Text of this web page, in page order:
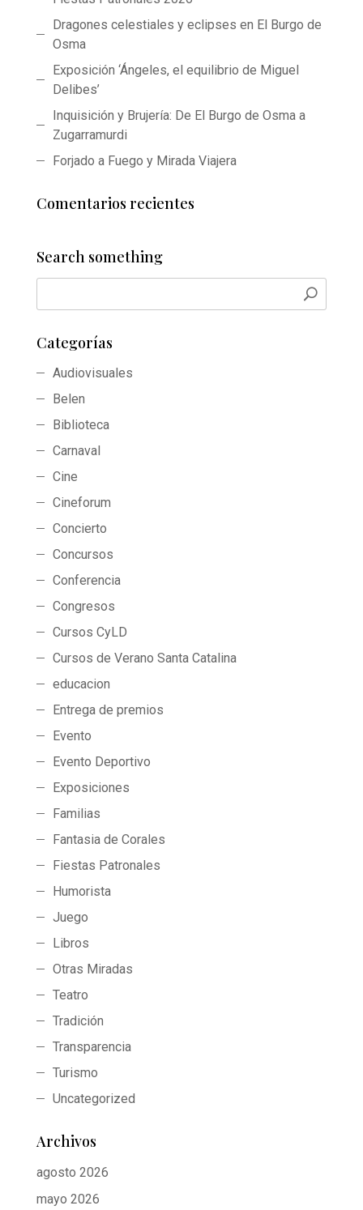
Dragones celestiales y eclipses en El Burgo de
Osma
Exposición ‘Ángeles, el equilibrio de Miguel
Delibes’
Inquisición y Brujería: De El Burgo de Osma a
Zugarramurdi
Forjado a Fuego y Mirada Viajera
Comentarios recientes
Search something
Categorías
Audiovisuales
Belen
Biblioteca
Carnaval
Cine
Cineforum
Concierto
Concursos
Conferencia
Congresos
Cursos CyLD
Cursos de Verano Santa Catalina
educacion
Entrega de premios
Evento
Evento Deportivo
Exposiciones
Familias
Fantasia de Corales
Fiestas Patronales
Humorista
Juego
Libros
Otras Miradas
Teatro
Tradición
Transparencia
Turismo
Uncategorized
Archivos
agosto 2026
mayo 2026